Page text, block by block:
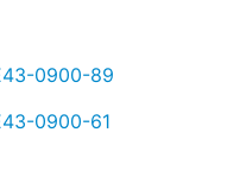
0900-89
0900-61